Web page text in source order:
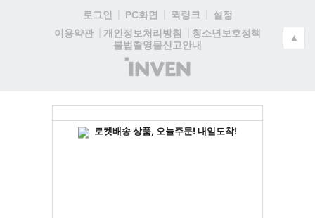
로그인 PC화면 퀵링크
설정
이용약관
개인정보처리방침
청소년보호정책
불법촬영물신고안내
(주)
인
▲